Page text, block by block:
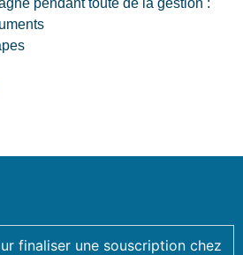
pendant toute de la gestion :
finaliser une souscription chez